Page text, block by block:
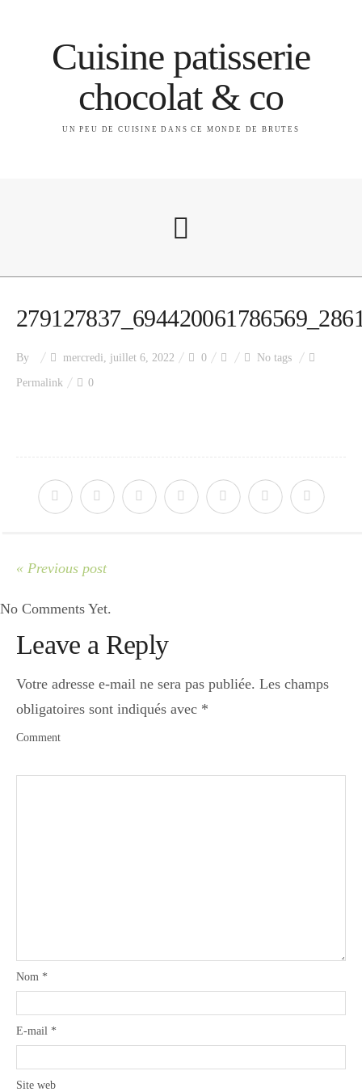
Cuisine patisserie
chocolat & co
UN PEU DE CUISINE DANS CE MONDE DE BRUTES
A propos
Index des recettes
Apéro
Dessert
Tuto
By mercredi, juillet 6, 2022 0 No tags
Permalink 0
« Previous post
No Comments Yet.
Leave a Reply
Votre adresse e-mail ne sera pas publiée. Les champs
obligatoires sont indiqués avec *
Comment
Nom *
E-mail *
Site web